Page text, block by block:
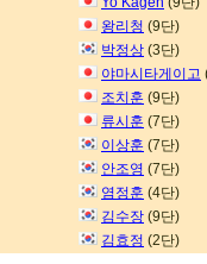
왕리청 (9단)
박정상 (3단)
야마시타게이고
조치훈 (9단)
류시훈 (7단)
이상훈 (7단)
안조영 (7단)
염정훈 (4단)
김수장 (9단)
김효정 (2단)